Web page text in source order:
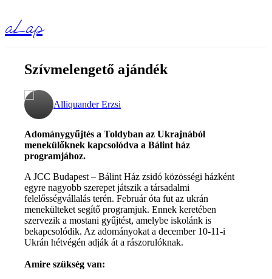
aLap
Szívmelengető ajándék
Alliquander Erzsi
Adománygyűjtés a Toldyban az Ukrajnából
menekülőknek kapcsolódva a Bálint ház
programjához.
A JCC Budapest – Bálint Ház zsidó közösségi házként
egyre nagyobb szerepet játszik a társadalmi
felelősségvállalás terén. Február óta fut az ukrán
menekülteket segítő programjuk. Ennek keretében
szervezik a mostani gyűjtést, amelybe iskolánk is
bekapcsolódik. Az adományokat a december 10-11-i
Ukrán hétvégén adják át a rászorulóknak.
Amire szükség van: